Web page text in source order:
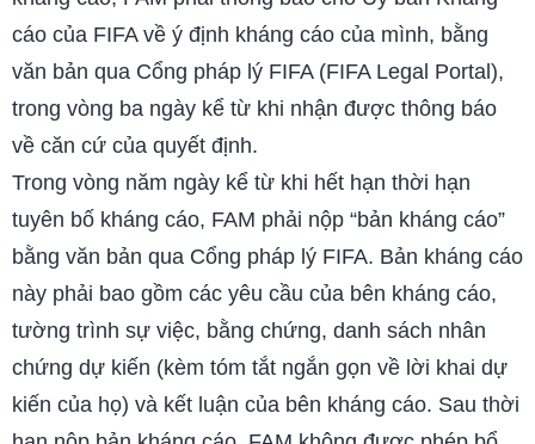
cáo của FIFA về ý định kháng cáo của mình, bằng
văn bản qua Cổng pháp lý FIFA (FIFA Legal Portal),
trong vòng ba ngày kể từ khi nhận được thông báo
về căn cứ của quyết định.
Trong vòng năm ngày kể từ khi hết hạn thời hạn
tuyên bố kháng cáo, FAM phải nộp “bản kháng cáo”
bằng văn bản qua Cổng pháp lý FIFA. Bản kháng cáo
này phải bao gồm các yêu cầu của bên kháng cáo,
tường trình sự việc, bằng chứng, danh sách nhân
chứng dự kiến (kèm tóm tắt ngắn gọn về lời khai dự
kiến của họ) và kết luận của bên kháng cáo. Sau thời